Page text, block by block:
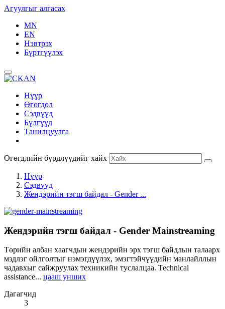
Агуулгыг алгасах
MN
EN
Нэвтрэх
Бүртгүүлэх
Нүүр
Өгөгдөл
Сэдвүүд
Бүлгүүд
Танилцуулга
Өгөгдлийн бүрдлүүдийг хайх
Нүүр
Сэдвүүд
Жендэрийн тэгш байдал - Gender ...
Жендэрийн тэгш байдал - Gender Mainstreaming
Төрийн албан хаагчдын жендэрийн эрх тэгш байдлын талаарх
мэдлэг ойлголтыг нэмэгдүүлэх, эмэгтэйчүүдийн манлайллын
чадавхыг сайжруулах техникийн туслалцаа. Technical
assistance... цааш унших
Дагагчид
3